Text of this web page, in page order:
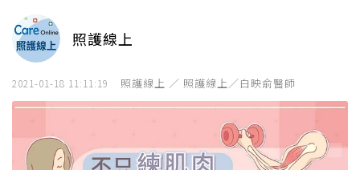
照護線上
2021-01-18 11:11:19 照護線上 ／ 照護線上／白映俞醫師